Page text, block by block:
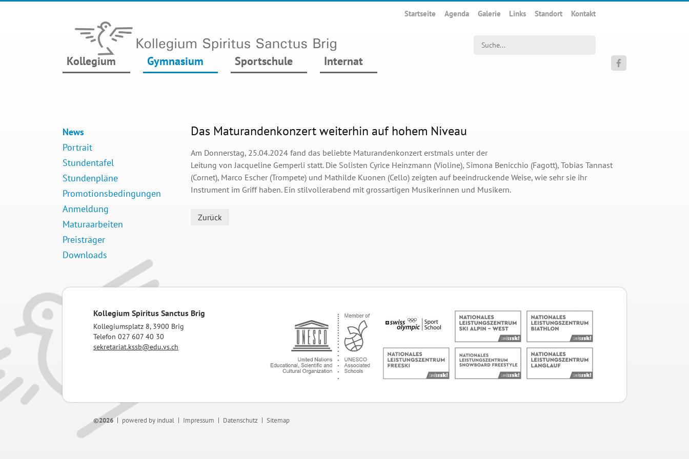
Startseite Agenda Galerie Links Standort Kontakt
Kollegium Gymnasium Sportschule Internat 
News
Portrait
Stundentafel
Stundenpläne
Promotionsbedingungen
Anmeldung
Maturaarbeiten
Preisträger
Downloads
Das Maturandenkonzert weiterhin auf hohem Niveau
Am Donnerstag, 25.04.2024 fand das beliebte Maturandenkonzert erstmals unter der
Leitung von Jacqueline Gemperli statt. Die Solisten Cyrice Heinzmann (Violine), Simona Benicchio (Fagott), Tobias Tannast
(Cornet), Marco Escher (Trompete) und Mathilde Kuonen (Cello) zeigten auf beeindruckende Weise, wie sehr sie ihr
Instrument im Griff haben. Ein stilvollerabend mit grossartigen Musikerinnen und Musikern.
Zurück
Kollegium Spiritus Sanctus Brig
Kollegiumsplatz 8, 3900 Brig
Telefon 027 607 40 30
sekretariat.kssb@edu.vs.ch
©2026 powered by indual Impressum Datenschutz Sitemap